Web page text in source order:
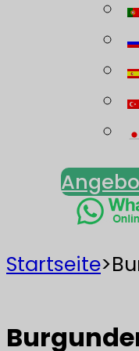
Startseite>